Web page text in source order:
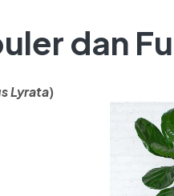
dan
Lyrata)